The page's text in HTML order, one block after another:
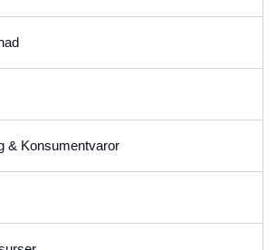
& Konsumentvaror